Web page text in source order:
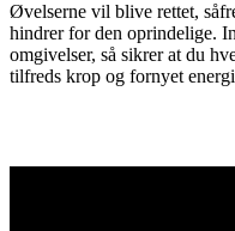
Øvelserne vil blive rettet,
hindrer for den oprindelige.
omgivelser, så sikrer at du
tilfreds krop og fornyet